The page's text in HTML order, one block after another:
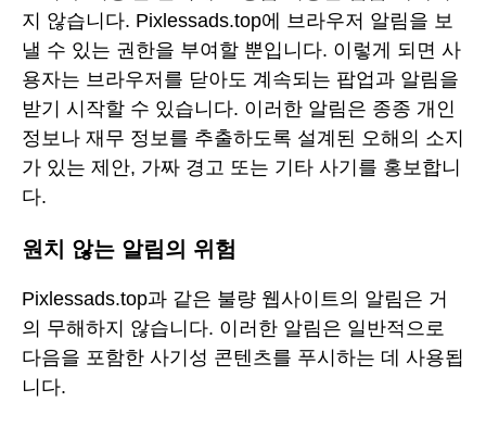
지 않습니다. Pixlessads.top에 브라우저 알림을 보
낼 수 있는 권한을 부여할 뿐입니다. 이렇게 되면 사
용자는 브라우저를 닫아도 계속되는 팝업과 알림을
받기 시작할 수 있습니다. 이러한 알림은 종종 개인
정보나 재무 정보를 추출하도록 설계된 오해의 소지
가 있는 제안, 가짜 경고 또는 기타 사기를 홍보합니
다.
원치 않는 알림의 위험
Pixlessads.top과 같은 불량 웹사이트의 알림은 거
의 무해하지 않습니다. 이러한 알림은 일반적으로
다음을 포함한 사기성 콘텐츠를 푸시하는 데 사용됩
니다.